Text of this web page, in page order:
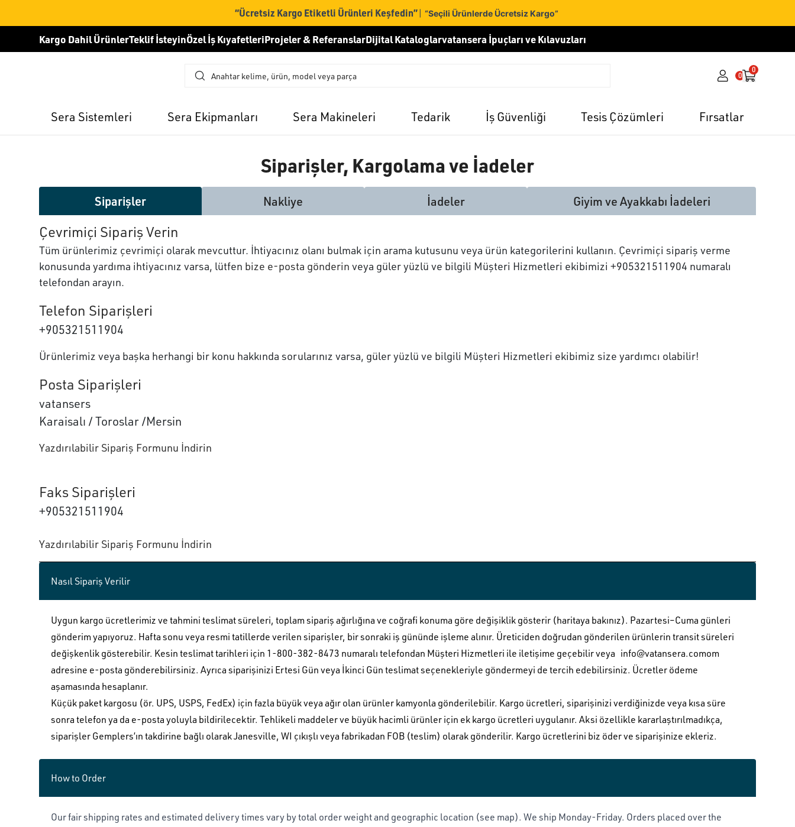
“Ücretsiz Kargo Etiketli Ürünleri Keşfedin”| “Seçili Ürünlerde Ücretsiz Kargo”
Kargo Dahil ÜrünlerTeklif İsteyinÖzel İş KıyafetleriProjeler & ReferanslarDijital Kataloglarvatansera İpuçları ve Kılavuzları
0
0
Sera Sistemleri Sera Ekipmanları Sera Makineleri Tedarik İş Güvenliği Tesis Çözümleri Fırsatlar
Siparişler, Kargolama ve İadeler
Siparişler Nakliye İadeler Giyim ve Ayakkabı İadeleri
Çevrimiçi Sipariş Verin
Tüm ürünlerimiz çevrimiçi olarak mevcuttur. İhtiyacınız olanı bulmak için arama kutusunu veya ürün kategorilerini kullanın. Çevrimiçi sipariş verme
konusunda yardıma ihtiyacınız varsa, lütfen bize e-posta gönderin veya güler yüzlü ve bilgili Müşteri Hizmetleri ekibimizi +905321511904 numaralı
telefondan arayın.
Telefon Siparişleri
+905321511904
Ürünlerimiz veya başka herhangi bir konu hakkında sorularınız varsa, güler yüzlü ve bilgili Müşteri Hizmetleri ekibimiz size yardımcı olabilir!
Posta Siparişleri
vatansers
Karaisalı / Toroslar /Mersin
Yazdırılabilir Sipariş Formunu İndirin
Faks Siparişleri
+905321511904
Yazdırılabilir Sipariş Formunu İndirin
Nasıl Sipariş Verilir
Uygun kargo ücretlerimiz ve tahmini teslimat süreleri, toplam sipariş ağırlığına ve coğrafi konuma göre değişiklik gösterir (haritaya bakınız). Pazartesi–Cuma günleri
gönderim yapıyoruz. Hafta sonu veya resmi tatillerde verilen siparişler, bir sonraki iş gününde işleme alınır. Üreticiden doğrudan gönderilen ürünlerin transit süreleri
değişkenlik gösterebilir. Kesin teslimat tarihleri için 1-800-382-8473 numaralı telefondan Müşteri Hizmetleri ile iletişime geçebilir veya info@vatansera.comom
adresine e-posta gönderebilirsiniz. Ayrıca siparişinizi Ertesi Gün veya İkinci Gün teslimat seçenekleriyle göndermeyi de tercih edebilirsiniz. Ücretler ödeme
aşamasında hesaplanır.
Küçük paket kargosu (ör. UPS, USPS, FedEx) için fazla büyük veya ağır olan ürünler kamyonla gönderilebilir. Kargo ücretleri, siparişinizi verdiğinizde veya kısa süre
sonra telefon ya da e-posta yoluyla bildirilecektir. Tehlikeli maddeler ve büyük hacimli ürünler için ek kargo ücretleri uygulanır. Aksi özellikle kararlaştırılmadıkça,
siparişler Gemplers’ın takdirine bağlı olarak Janesville, WI çıkışlı veya fabrikadan FOB (teslim) olarak gönderilir. Kargo ücretlerini biz öder ve siparişinize ekleriz.
How to Order
Our fair shipping rates and estimated delivery times vary by total order weight and geographic location (see map). We ship Monday-Friday. Orders placed over the